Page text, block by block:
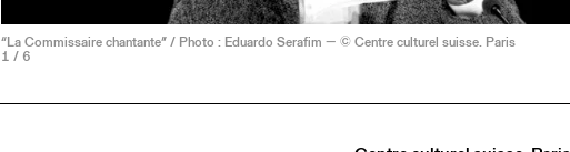
“La Commissaire chantante” / Photo : Eduardo Serafim — © Centre culturel suisse. Paris
1 / 6